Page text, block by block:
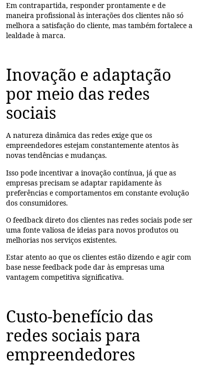
Em contrapartida, responder prontamente e de
maneira profissional às interações dos clientes não só
melhora a satisfação do cliente, mas também fortalece a
lealdade à marca.
Inovação e adaptação
por meio das redes
sociais
A natureza dinâmica das redes exige que os
empreendedores estejam constantemente atentos às
novas tendências e mudanças.
Isso pode incentivar a inovação contínua, já que as
empresas precisam se adaptar rapidamente às
preferências e comportamentos em constante evolução
dos consumidores.
O feedback direto dos clientes nas redes sociais pode ser
uma fonte valiosa de ideias para novos produtos ou
melhorias nos serviços existentes.
Estar atento ao que os clientes estão dizendo e agir com
base nesse feedback pode dar às empresas uma
vantagem competitiva significativa.
Custo-benefício das
redes sociais para
empreendedores